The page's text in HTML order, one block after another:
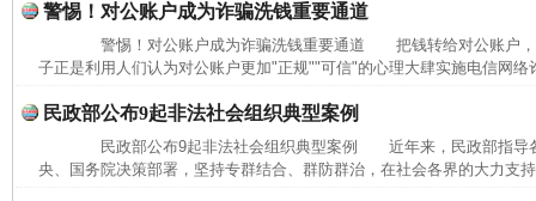
警惕！对公账户成为诈骗洗钱重要通道
警惕！对公账户成为诈骗洗钱重要通道 把钱转给对公账户，
子正是利用人们认为对公账户更加"正规""可信"的心理大肆实施电信网络
民政部公布9起非法社会组织典型案例
民政部公布9起非法社会组织典型案例 近年来，民政部指导
央、国务院决策部署，坚持专群结合、群防群治，在社会各界的大力支